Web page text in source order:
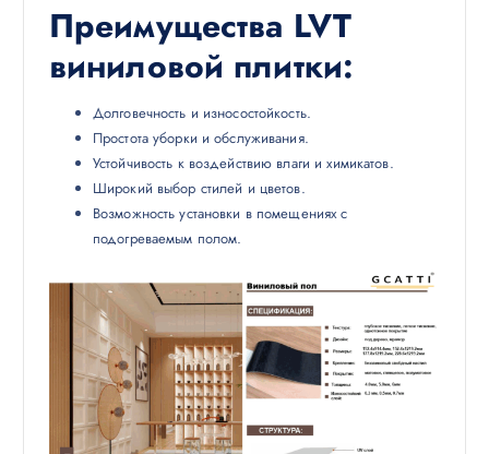
Преимущества LVT
виниловой плитки:
Долговечность и износостойкость.
Простота уборки и обслуживания.
Устойчивость к воздействию влаги и химикатов.
Широкий выбор стилей и цветов.
Возможность установки в помещениях с
подогреваемым полом.